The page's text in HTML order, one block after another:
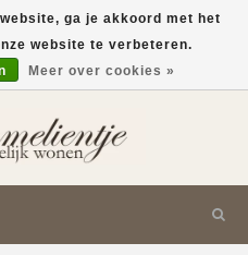
ga je akkoord met het
website te verbeteren.
Meer over cookies »